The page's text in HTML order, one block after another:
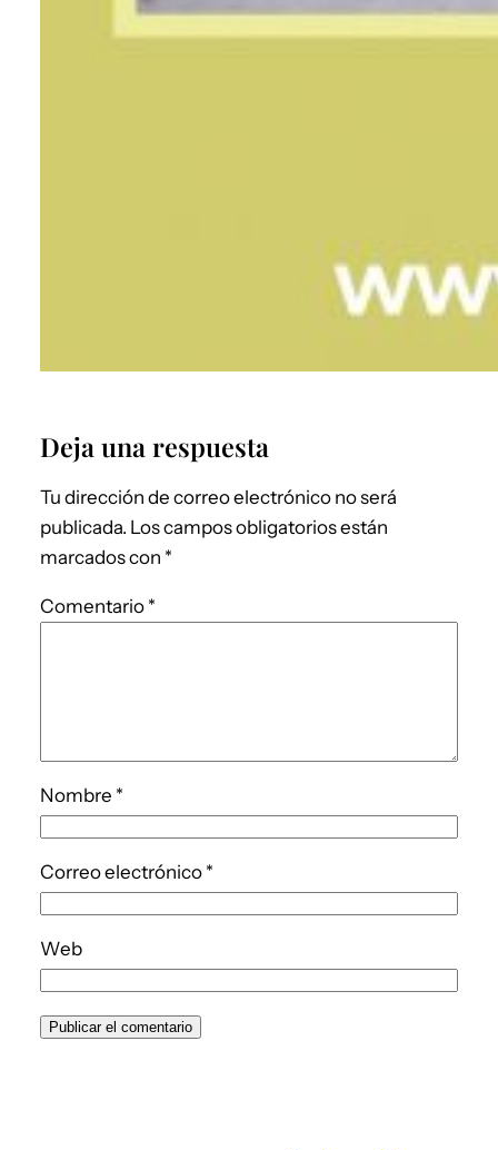
Deja una respuesta
Tu dirección de correo electrónico no será
publicada. Los campos obligatorios están
marcados con *
Comentario *
Nombre *
Correo electrónico *
Web